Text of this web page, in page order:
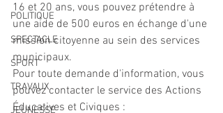
POLITIQUE
SPECTACLE
SPORT
TRAVAUX
JEUNESSE
16 et 20 ans, vous pouvez prétendre à
une aide de 500 euros en échange d'une
mission citoyenne au sein des services
municipaux.
Pour toute demande d'information, vous
pouvez contacter le service des Actions
Éducatives et Civiques :